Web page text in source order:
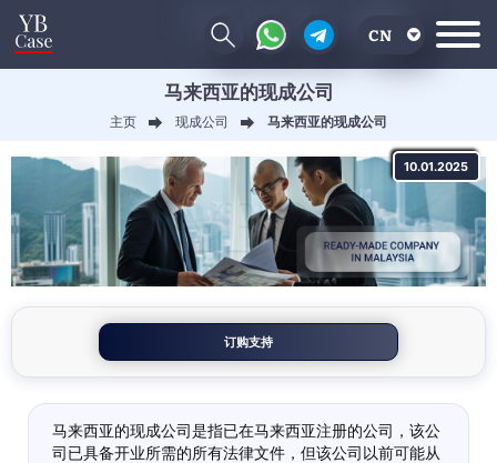
CN
UA
马来西亚的现成公司
主页 现成公司 马来西亚的现成公司
10.01.2025
订购支持
马来西亚的现成公司是指已在马来西亚注册的公司，该公
司已具备开业所需的所有法律文件，但该公司以前可能从